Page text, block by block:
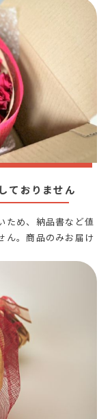
ておりません
ため、納品書など値
ん。商品のみお届け